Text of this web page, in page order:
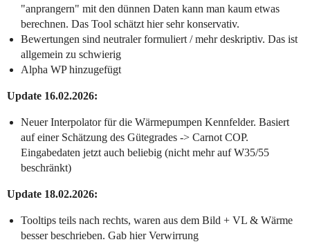
"anprangern" mit den dünnen Daten kann man kaum etwas
berechnen. Das Tool schätzt hier sehr konservativ.
Bewertungen sind neutraler formuliert / mehr deskriptiv. Das ist
allgemein zu schwierig
Alpha WP hinzugefügt
Update 16.02.2026:
Neuer Interpolator für die Wärmepumpen Kennfelder. Basiert
auf einer Schätzung des Gütegrades -> Carnot COP.
Eingabedaten jetzt auch beliebig (nicht mehr auf W35/55
beschränkt)
Update 18.02.2026:
Tooltips teils nach rechts, waren aus dem Bild + VL & Wärme
besser beschrieben. Gab hier Verwirrung